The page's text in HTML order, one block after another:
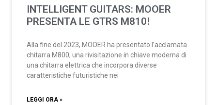
INTELLIGENT GUITARS: MOOER
PRESENTA LE GTRS M810!
Alla fine del 2023, MOOER ha presentato l’acclamata
chitarra M800, una rivisitazione in chiave moderna di
una chitarra elettrica che incorpora diverse
caratteristiche futuristiche nei
LEGGI ORA »